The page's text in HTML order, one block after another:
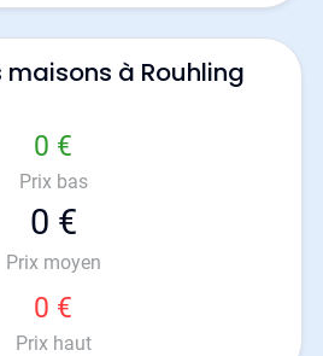
à Rouhling
0 €
Prix bas
0 €
Prix moyen
0 €
Prix haut